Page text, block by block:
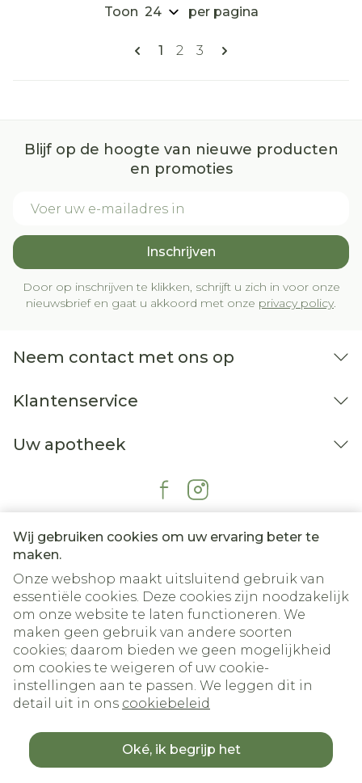
Wij gebruiken cookies om uw ervaring beter te
maken.
Onze webshop maakt uitsluitend gebruik van
essentiële cookies. Deze cookies zijn noodzakelijk
om onze website te laten functioneren. We
maken geen gebruik van andere soorten
cookies; daarom bieden we geen mogelijkheid
om cookies te weigeren of uw cookie-
instellingen aan te passen. We leggen dit in
detail uit in ons cookiebeleid
Oké, ik begrijp het
Pagina's
U lees momenteel pagina
1 Pagina
2 Pagina
3
Toon per pagina
Blijf op de hoogte van nieuwe producten
en promoties
Inschrijven
Door op inschrijven te klikken, schrijft u zich in voor onze
nieuwsbrief en gaat u akkoord met onze privacy policy.
Neem contact met ons op
Klantenservice
Uw apotheek
Juridische links